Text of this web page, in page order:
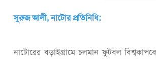
সুরুজ আলী, নাটোর প্রতিনিধি:
নাটোরের বড়াইগ্রামে চলমান ফুটবল